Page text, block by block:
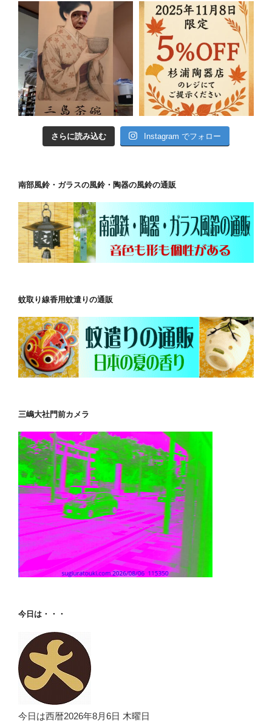
さらに読み込む Instagram でフォロー
南部風鈴・ガラスの風鈴・陶器の風鈴の通販
蚊取り線香用蚊遣りの通販
三嶋大社門前カメラ
今日は・・・
今日は西暦2026年8月6日 木曜日